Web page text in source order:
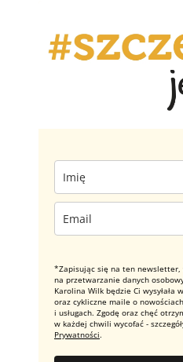
*Zapisując się na ten newsletter,
na przetwarzanie danych
Karolina Wilk będzie Ci wysyłała
oraz cykliczne maile o
i usługach. Zgodę oraz chęć
w każdej chwili wycofać -
Prywatności.